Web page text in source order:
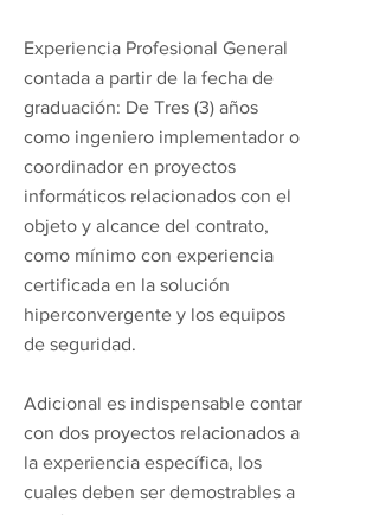
Experiencia Profesional General
contada a partir de la fecha de
graduación: De Tres (3) años
como ingeniero implementador o
coordinador en proyectos
informáticos relacionados con el
objeto y alcance del contrato,
como mínimo con experiencia
certificada en la solución
hiperconvergente y los equipos
de seguridad.
Adicional es indispensable contar
con dos proyectos relacionados a
la experiencia específica, los
cuales deben ser demostrables a